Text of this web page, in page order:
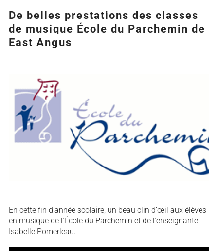
De belles prestations des classes
de musique École du Parchemin de
East Angus
Agrandir
l&apos;image
En cette fin d’année scolaire, un beau clin d’œil aux élèves
en musique de l’École du Parchemin et de l’enseignante
Isabelle Pomerleau.